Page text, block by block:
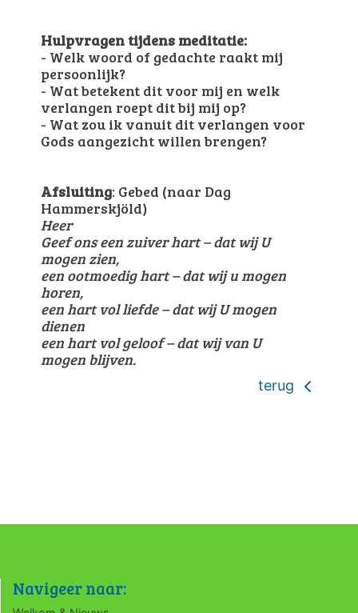
Hulpvragen tijdens meditatie:
- Welk woord of gedachte raakt mij
persoonlijk?
- Wat betekent dit voor mij en welk
verlangen roept dit bij mij op?
- Wat zou ik vanuit dit verlangen voor
Gods aangezicht willen brengen?
Afsluiting: Gebed (naar Dag
Hammerskjöld)
Heer
Geef ons een zuiver hart – dat wij U
mogen zien,
een ootmoedig hart – dat wij u mogen
horen,
een hart vol liefde – dat wij U mogen
dienen
een hart vol geloof – dat wij van U
mogen blijven.
terug
Navigeer naar: